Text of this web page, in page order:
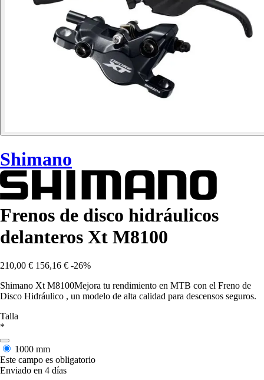
Shimano
Frenos de disco hidráulicos
delanteros Xt M8100
210,00 € 156,16 € -26%
Shimano Xt M8100Mejora tu rendimiento en MTB con el Freno de
Disco Hidráulico , un modelo de alta calidad para descensos seguros.
Talla
*
1000 mm
Este campo es obligatorio
Enviado en 4 días